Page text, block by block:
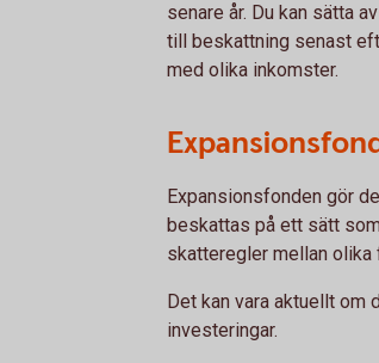
senare år. Du kan sätta
till beskattning senast
med olika inkomster.
Expansionsfonden gör
beskattas på ett sätt
skatteregler mellan olika
Det kan vara aktuellt om
investeringar.